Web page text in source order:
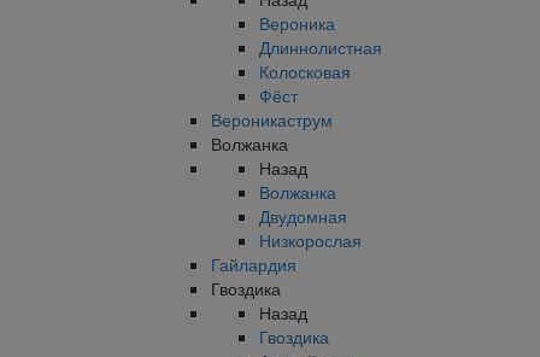
Вероника
Длиннолистная
Колосковая
Фёст
Вероникаструм
Волжанка
Назад
Волжанка
Двудомная
Низкорослая
Гайлардия
Гвоздика
Назад
Гвоздика